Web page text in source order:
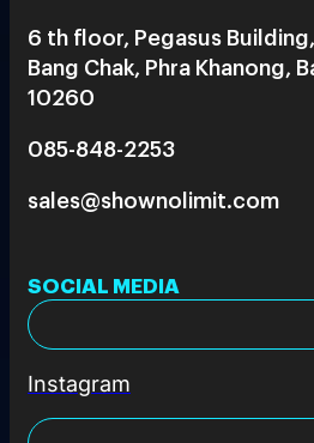
6 th floor, Pegasus
Bang Chak, Phra Khanong,
10260
085-848-2253
sales@shownolimit.com
SOCIAL MEDIA
Instagram